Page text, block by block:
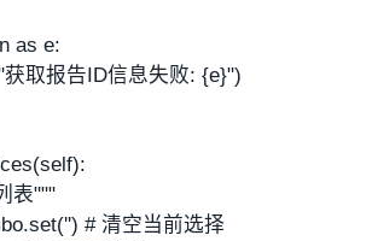
as e:
取报告ID信息失败: {e}")
表"""
# 清空当前选择